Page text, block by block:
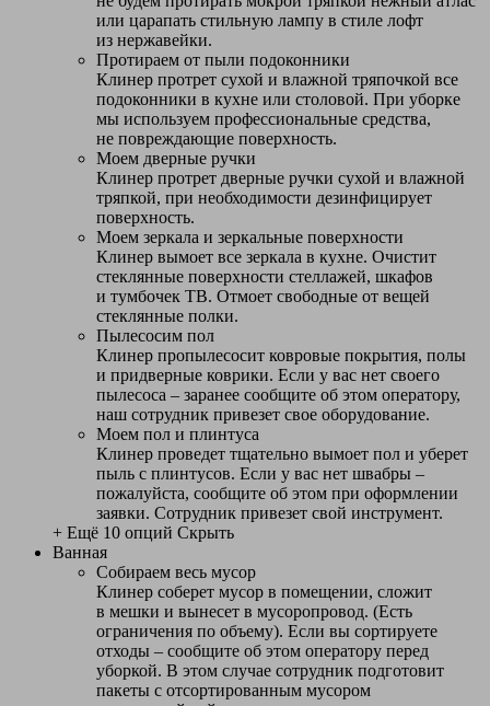
или царапать стильную лампу в стиле лофт
из нержавейки.
Протираем от пыли подоконники
Клинер протрет сухой и влажной тряпочкой все
подоконники в кухне или столовой. При уборке
мы используем профессиональные средства,
не повреждающие поверхность.
Моем дверные ручки
Клинер протрет дверные ручки сухой и влажной
тряпкой, при необходимости дезинфицирует
поверхность.
Моем зеркала и зеркальные поверхности
Клинер вымоет все зеркала в кухне. Очистит
стеклянные поверхности стеллажей, шкафов
и тумбочек ТВ. Отмоет свободные от вещей
стеклянные полки.
Пылесосим пол
Клинер пропылесосит ковровые покрытия, полы
и придверные коврики. Если у вас нет своего
пылесоса – заранее сообщите об этом оператору,
наш сотрудник привезет свое оборудование.
Моем пол и плинтуса
Клинер проведет тщательно вымоет пол и уберет
пыль с плинтусов. Если у вас нет швабры –
пожалуйста, сообщите об этом при оформлении
заявки. Сотрудник привезет свой инструмент.
+ Ещё 10 опций Скрыть
Ванная
Собираем весь мусор
Клинер соберет мусор в помещении, сложит
в мешки и вынесет в мусоропровод. (Есть
ограничения по объему). Если вы сортируете
отходы – сообщите об этом оператору перед
уборкой. В этом случае сотрудник подготовит
пакеты с отсортированным мусором